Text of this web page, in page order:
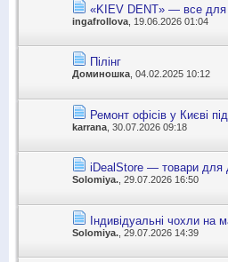
«KIEV DENT» — все для
ingafrollova , 19.06.2026 01:04
Пілінг
Доминошка , 04.02.2025 10:12
Ремонт офісів у Києві
karrana , 30.07.2026 09:18
iDealStore — товари для
Solomiya. , 29.07.2026 16:50
Індивідуальні чохли на
Solomiya. , 29.07.2026 14:39